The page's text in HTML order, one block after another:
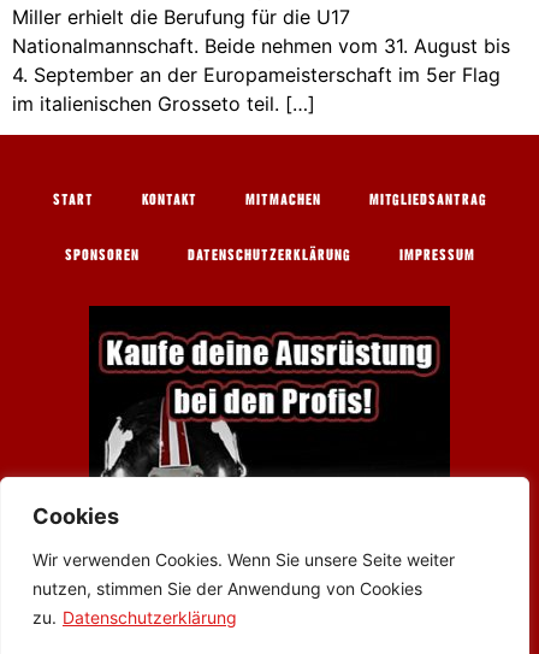
Cookies
Wir verwenden Cookies. Wenn Sie unsere Seite weiter
nutzen, stimmen Sie der Anwendung von Cookies
zu. Datenschutzerklärung
Miller erhielt die Berufung für die U17
Nationalmannschaft. Beide nehmen vom 31. August bis
4. September an der Europameisterschaft im 5er Flag
im italienischen Grosseto teil. […]
START KONTAKT MITMACHEN MITGLIEDSANTRAG
SPONSOREN DATENSCHUTZERKLÄRUNG IMPRESSUM
Werbung